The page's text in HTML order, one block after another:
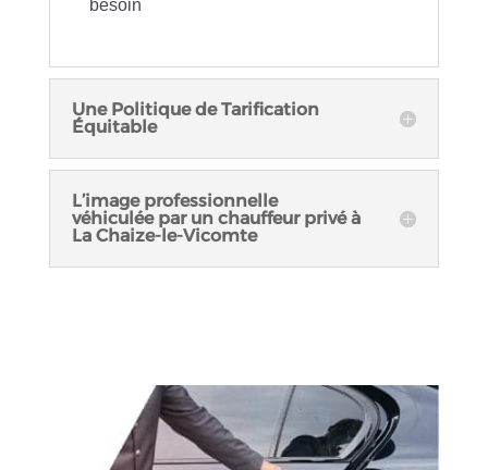
besoin
Une Politique de Tarification
Équitable
L’image professionnelle
véhiculée par un chauffeur privé à
La Chaize-le-Vicomte